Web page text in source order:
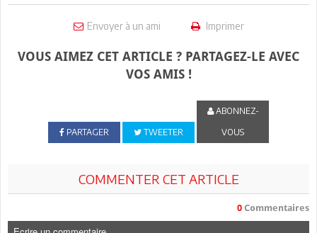
Envoyer à un ami Imprimer
VOUS AIMEZ CET ARTICLE ? PARTAGEZ-LE AVEC
VOS AMIS !
PARTAGER TWEETER
ABONNEZ-
VOUS
COMMENTER CET ARTICLE
0 Commentaires